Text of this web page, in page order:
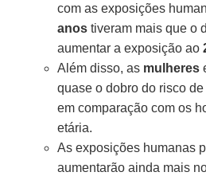
com as exposições
anos tiveram mais que o
aumentar a exposição ao
Além disso, as mulheres
quase o dobro do risco
em comparação com os
etária.
As exposições humanas
aumentarão ainda mais